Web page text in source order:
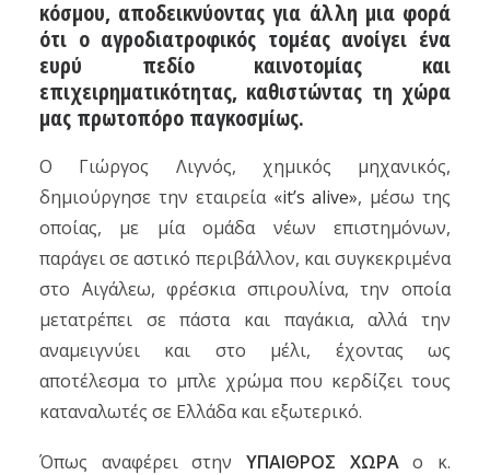
κόσμου, αποδεικνύοντας για άλλη μια φορά
ότι ο αγροδιατροφικός τομέας ανοίγει ένα
ευρύ πεδίο καινοτομίας και
επιχειρηματικότητας, καθιστώντας τη χώρα
μας πρωτοπόρο παγκοσμίως.
Ο Γιώργος Λιγνός, χημικός μηχανικός,
δημιούργησε την εταιρεία «it’s alive», μέσω της
οποίας, με μία ομάδα νέων επιστημόνων,
παράγει σε αστικό περιβάλλον, και συγκεκριμένα
στο Αιγάλεω, φρέσκια σπιρουλίνα, την οποία
μετατρέπει σε πάστα και παγάκια, αλλά την
αναμειγνύει και στο μέλι, έχοντας ως
αποτέλεσμα το μπλε χρώμα που κερδίζει τους
καταναλωτές σε Ελλάδα και εξωτερικό.
Όπως αναφέρει στην ΥΠΑΙΘΡΟΣ ΧΩΡΑο κ.